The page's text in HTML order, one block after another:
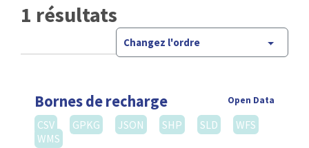
1 résultats
Changez l'ordre
Bornes de recharge Open Data
CSV GPKG JSON SHP SLD
WFS
WMS